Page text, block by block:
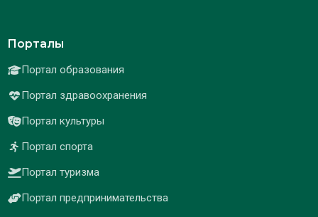
Порталы
Портал образования
Портал здравоохранения
Портал культуры
Портал спорта
Портал туризма
Портал предпринимательства